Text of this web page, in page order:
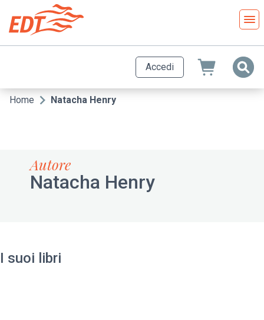
contenuto
principale
Accedi
Briciole
Home Natacha Henry
Autore
Natacha Henry
I suoi libri